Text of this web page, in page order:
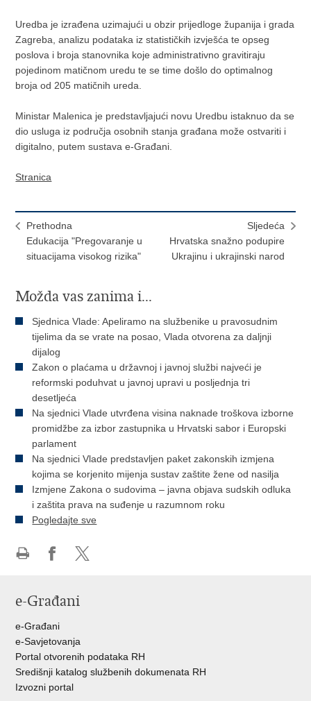
Uredba je izrađena uzimajući u obzir prijedloge županija i grada
Zagreba, analizu podataka iz statističkih izvješća te opseg
poslova i broja stanovnika koje administrativno gravitiraju
pojedinom matičnom uredu te se time došlo do optimalnog
broja od 205 matičnih ureda.
Ministar Malenica je predstavljajući novu Uredbu istaknuo da se
dio usluga iz područja osobnih stanja građana može ostvariti i
digitalno, putem sustava e-Građani.
Stranica
Prethodna
Edukacija "Pregovaranje u
situacijama visokog rizika"
Sljedeća
Hrvatska snažno podupire
Ukrajinu i ukrajinski narod
Možda vas zanima i...
Sjednica Vlade: Apeliramo na službenike u pravosudnim
tijelima da se vrate na posao, Vlada otvorena za daljnji
dijalog
Zakon o plaćama u državnoj i javnoj službi najveći je
reformski poduhvat u javnoj upravi u posljednja tri
desetljeća
Na sjednici Vlade utvrđena visina naknade troškova izborne
promidžbe za izbor zastupnika u Hrvatski sabor i Europski
parlament
Na sjednici Vlade predstavljen paket zakonskih izmjena
kojima se korjenito mijenja sustav zaštite žene od nasilja
Izmjene Zakona o sudovima – javna objava sudskih odluka
i zaštita prava na suđenje u razumnom roku
Pogledajte sve
FacebookuTwitteru
e-Građani
e-Građani
e-Savjetovanja
Portal otvorenih podataka RH
Središnji katalog službenih dokumenata RH
Izvozni portal